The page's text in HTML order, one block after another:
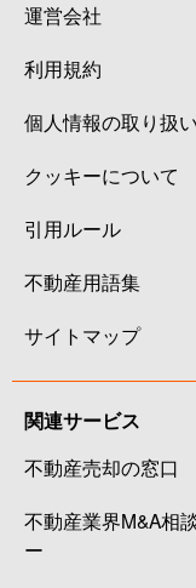
運営会社
利用規約
個人情報の取り扱い
クッキーについて
引用ルール
不動産用語集
サイトマップ
関連サービス
不動産売却の窓口
不動産業界M&A相
ー